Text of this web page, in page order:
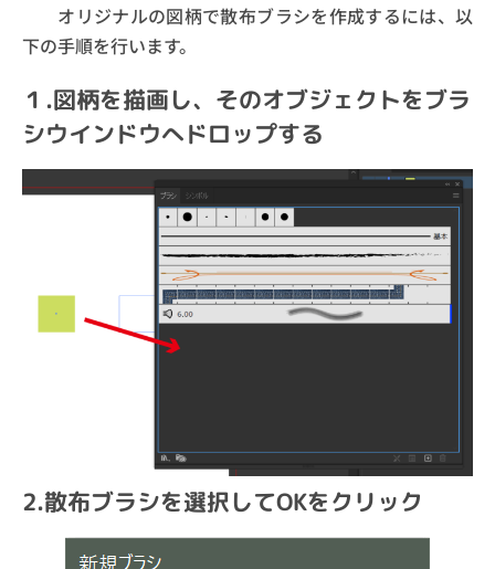
オリジナルの図柄で散布ブラシを作成するには、以
下の手順を行います。
１.図柄を描画し、そのオブジェクトをブラ
シウインドウへドロップする
2.散布ブラシを選択してOKをクリック